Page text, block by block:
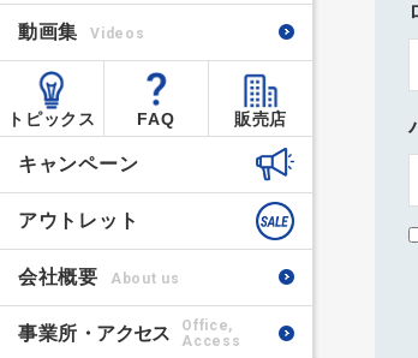
動画集 Videos
トピックス FAQ 販売店
キャンペーン
アウトレット
会社概要 About us
事業所 ・アクセス
Office,
Access